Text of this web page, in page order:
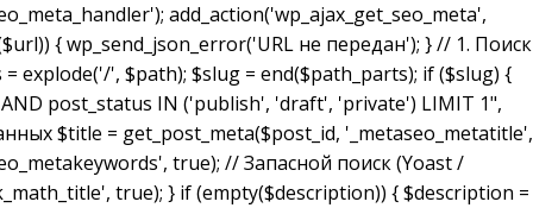
add_action('wp_ajax_get_seo_meta',
{ wp_send_json_error('URL не передан'); } // 1. Поиск
explode('/', $path); $slug = end($path_parts); if ($slug) {
AND post_status IN ('publish', 'draft', 'private') LIMIT 1",
$title = get_post_meta($post_id, '_metaseo_metatitle',
true); // Запасной поиск (Yoast /
true); } if (empty($description)) { $description =